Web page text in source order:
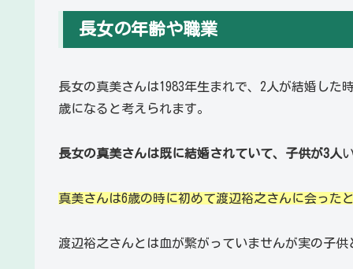
長女の年齢や職業
長女の真美さんは1983年生まれで、2人が結婚した
歳になると考えられます。
長女の真美さんは既に結婚されていて、子供が3人
真美さんは6歳の時に初めて渡辺裕之さんに会った
渡辺裕之さんとは血が繋がっていませんが実の子